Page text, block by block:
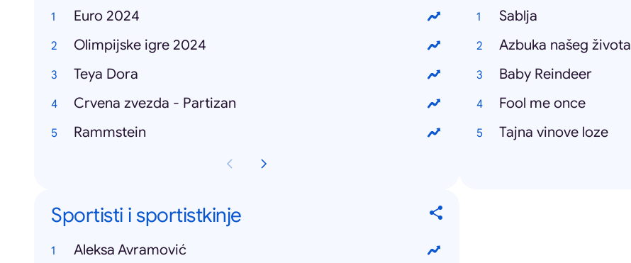
Euro 2024
Olimpijske igre 2024
Teya Dora
Crvena zvezda - Partizan
Rammstein
Sablja
Azbuka našeg života
Baby Reindeer
Fool me once
Tajna vinove loze
Sportisti i sportistkinje
Aleksa Avramović